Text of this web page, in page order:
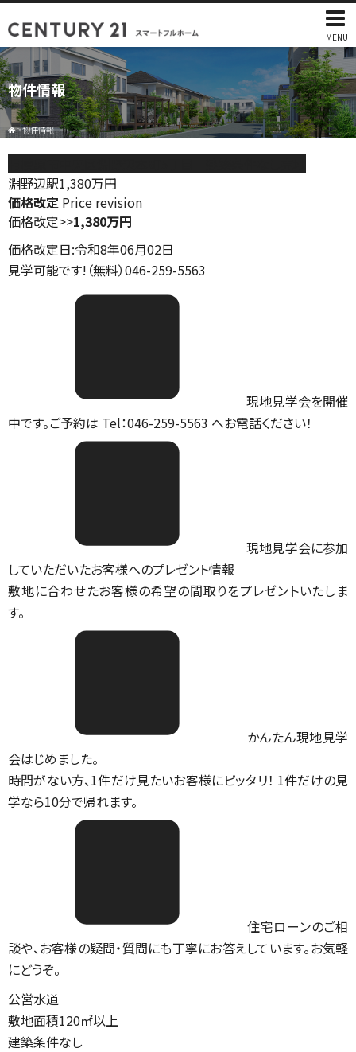
MENU
物件情報
>物件情報
淵野辺駅1,380万円
価格改定 Price revision
価格改定>>1,380万円
価格改定日:令和8年06月02日
見学可能です!（無料）046-259-5563
現地見学会を開催
中です。ご予約は Tel：046-259-5563 へお電話ください！
現地見学会に参加
していただいたお客様へのプレゼント情報
敷地に合わせたお客様の希望の間取りをプレゼントいたしま
す。
かんたん現地見学
会はじめました。
時間がない方、1件だけ見たいお客様にピッタリ！ 1件だけの見
学なら10分で帰れます。
住宅ローンのご相
談や、お客様の疑問・質問にも丁寧にお答えしています。お気軽
にどうぞ。
公営水道
敷地面積120㎡以上
建築条件なし